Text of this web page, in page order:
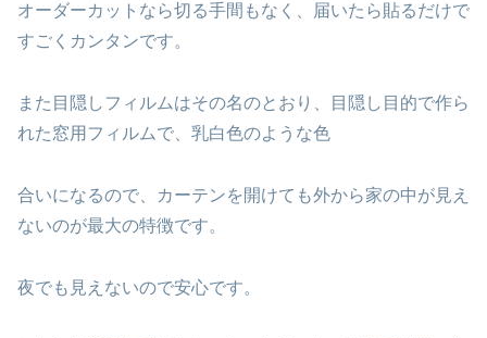
オーダーカットなら切る手間もなく、届いたら貼るだけで
すごくカンタンです。
また目隠しフィルムはその名のとおり、目隠し目的で作ら
れた窓用フィルムで、乳白色のような色
合いになるので、カーテンを開けても外から家の中が見え
ないのが最大の特徴です。
夜でも見えないので安心です。